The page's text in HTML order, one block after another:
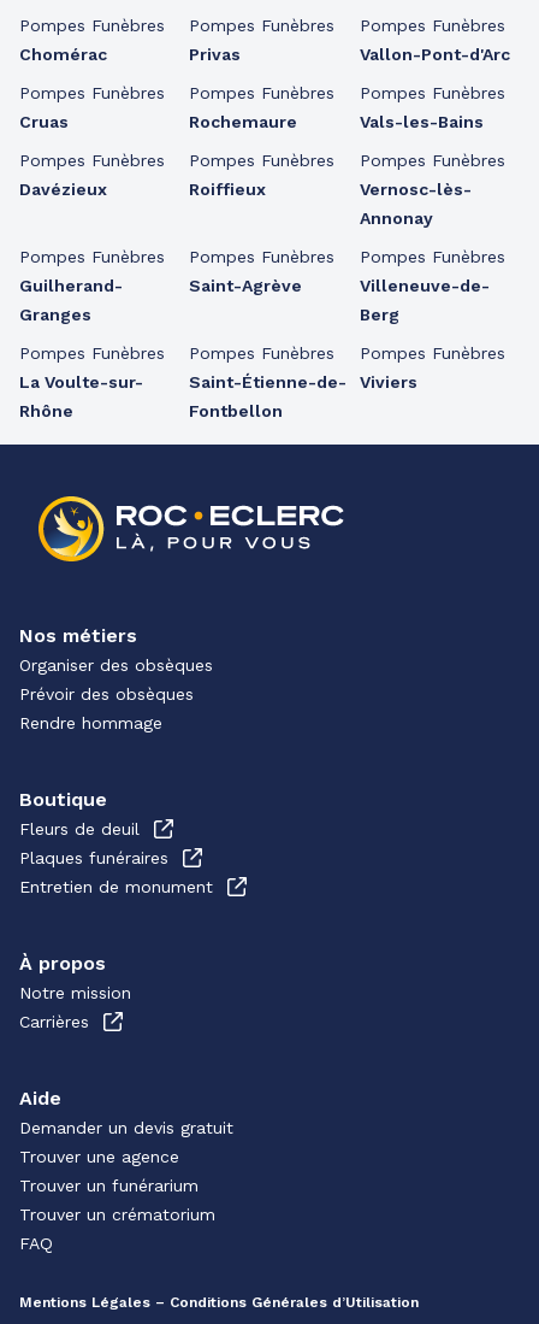
Pompes Funèbres
Chomérac
Pompes Funèbres
Cruas
Pompes Funèbres
Davézieux
Pompes Funèbres
Guilherand-
Granges
Pompes Funèbres
La Voulte-sur-
Rhône
Pompes Funèbres
Privas
Pompes Funèbres
Rochemaure
Pompes Funèbres
Roiffieux
Pompes Funèbres
Saint-Agrève
Pompes Funèbres
Saint-Étienne-de-
Fontbellon
Pompes Funèbres
Vallon-Pont-d'Arc
Pompes Funèbres
Vals-les-Bains
Pompes Funèbres
Vernosc-lès-
Annonay
Pompes Funèbres
Villeneuve-de-
Berg
Pompes Funèbres
Viviers
Nos métiers
Organiser des obsèques
Prévoir des obsèques
Rendre hommage
Boutique
Fleurs de deuil
Plaques funéraires
Entretien de monument
À propos
Notre mission
Carrières
Aide
Demander un devis gratuit
Trouver une agence
Trouver un funérarium
Trouver un crématorium
FAQ
Mentions Légales – Conditions Générales d’Utilisation